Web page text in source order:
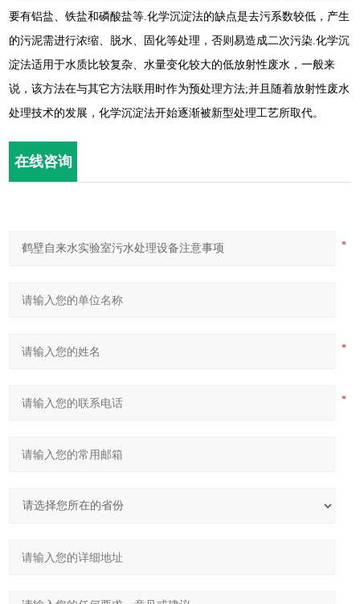
要有铝盐、铁盐和磷酸盐等.化学沉淀法的缺点是去污系数较低，产生
的污泥需进行浓缩、脱水、固化等处理，否则易造成二次污染.化学沉
淀法适用于水质比较复杂、水量变化较大的低放射性废水，一般来
说，该方法在与其它方法联用时作为预处理方法;并且随着放射性废水
处理技术的发展，化学沉淀法开始逐渐被新型处理工艺所取代。
在线咨询